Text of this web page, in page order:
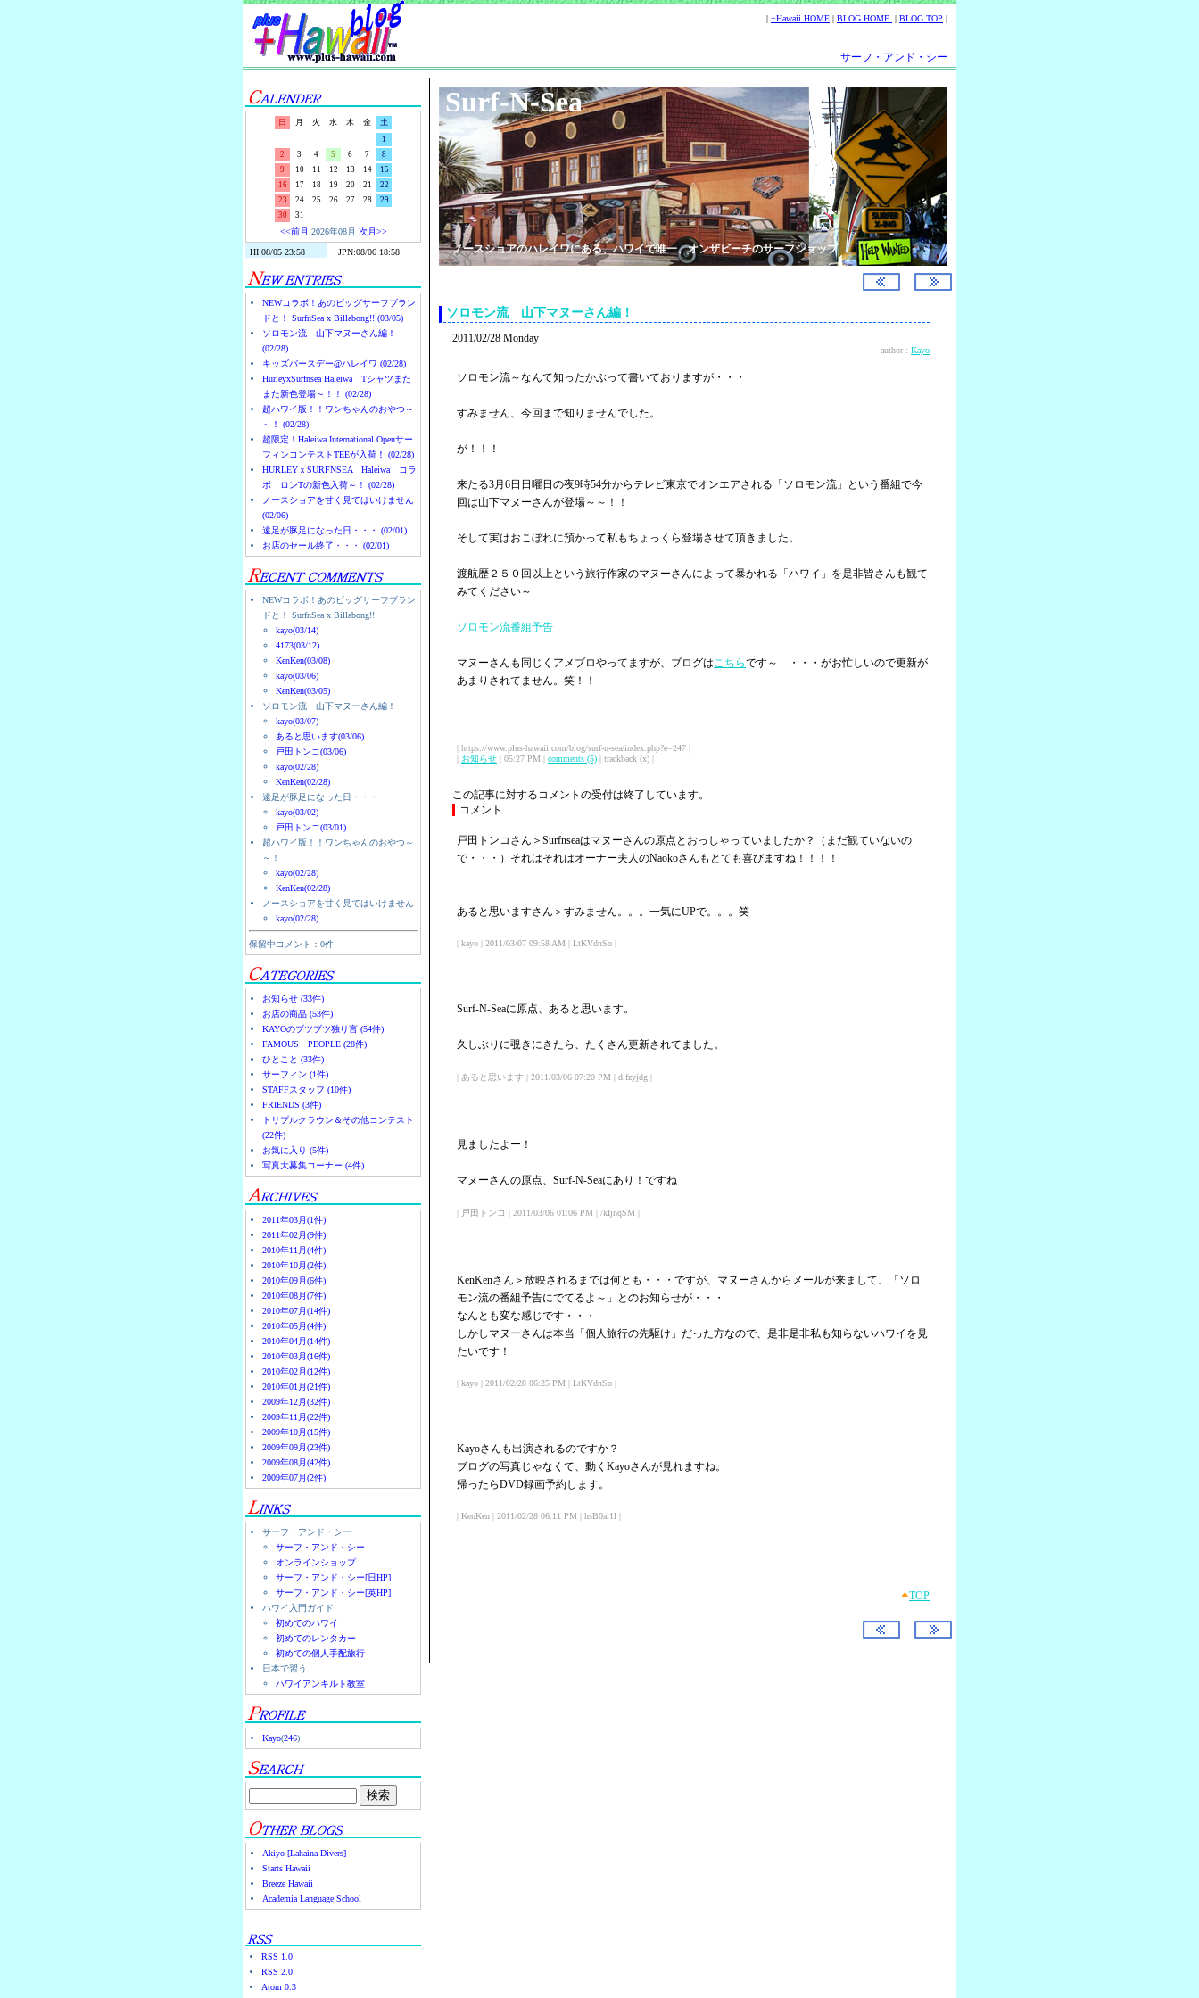
| +Hawaii HOME | BLOG HOME | BLOG TOP |
サーフ・アンド・シー
日 月 火 水 木 金
土
1
2
3 4 5 6 7
8
9
10 11 12 13 14
15
16
17 18 19 20 21
22
23
24 25 26 27 28
29
30
31
<<前月 2026年08月 次月>>
NEWコラボ！あのビッグサーフブラン
ドと！ SurfnSea x Billabong!! (03/05)
ソロモン流 山下マヌーさん編！
(02/28)
キッズバースデー@ハレイワ (02/28)
HurleyxSurfnsea Haleiwa Tシャツまた
また新色登場～！！ (02/28)
超ハワイ版！！ワンちゃんのおやつ～
～！ (02/28)
超限定！Haleiwa International Openサー
フィンコンテストTEEが入荷！ (02/28)
HURLEYｘSURFNSEA Haleiwa コラ
ボ ロンTの新色入荷～！ (02/28)
ノースショアを甘く見てはいけません
(02/06)
遠足が豚足になった日・・・ (02/01)
お店のセール終了・・・ (02/01)
NEWコラボ！あのビッグサーフブラン
ドと！ SurfnSea x Billabong!!
kayo(03/14)
4173(03/12)
KenKen(03/08)
kayo(03/06)
KenKen(03/05)
ソロモン流 山下マヌーさん編！
kayo(03/07)
あると思います(03/06)
戸田トンコ(03/06)
kayo(02/28)
KenKen(02/28)
遠足が豚足になった日・・・
kayo(03/02)
戸田トンコ(03/01)
超ハワイ版！！ワンちゃんのおやつ～
～！
kayo(02/28)
KenKen(02/28)
ノースショアを甘く見てはいけません
kayo(02/28)
保留中コメント：0件
お知らせ (33件)
お店の商品 (53件)
KAYOのブツブツ独り言 (54件)
FAMOUS PEOPLE (28件)
ひとこと (33件)
サーフィン (1件)
STAFFスタッフ (10件)
FRIENDS (3件)
トリプルクラウン＆その他コンテスト
(22件)
お気に入り (5件)
写真大募集コーナー (4件)
2011年03月(1件)
2011年02月(9件)
2010年11月(4件)
2010年10月(2件)
2010年09月(6件)
2010年08月(7件)
2010年07月(14件)
2010年05月(4件)
2010年04月(14件)
2010年03月(16件)
2010年02月(12件)
2010年01月(21件)
2009年12月(32件)
2009年11月(22件)
2009年10月(15件)
2009年09月(23件)
2009年08月(42件)
2009年07月(2件)
サーフ・アンド・シー
サーフ・アンド・シー
オンラインショップ
サーフ・アンド・シー[日HP]
サーフ・アンド・シー[英HP]
ハワイ入門ガイド
初めてのハワイ
初めてのレンタカー
初めての個人手配旅行
日本で習う
ハワイアンキルト教室
Kayo(246)
Akiyo [Lahaina Divers]
Starts Hawaii
Breeze Hawaii
Academia Language School
RSS 1.0
RSS 2.0
Atom 0.3
Surf-N-Sea
ノースショアのハレイワにある、ハワイで唯一、オンザビーチのサーフショップ
ソロモン流 山下マヌーさん編！
2011/02/28 Monday
author : Kayo
ソロモン流～なんて知ったかぶって書いておりますが・・・
すみません、今回まで知りませんでした。
が！！！
来たる3月6日日曜日の夜9時54分からテレビ東京でオンエアされる「ソロモン流」という番組で今
回は山下マヌーさんが登場～～！！
そして実はおこぼれに預かって私もちょっくら登場させて頂きました。
渡航歴２５０回以上という旅行作家のマヌーさんによって暴かれる「ハワイ」を是非皆さんも観て
みてください～
ソロモン流番組予告
マヌーさんも同じくアメブロやってますが、ブログはこちらです～ ・・・がお忙しいので更新が
あまりされてません。笑！！
| https://www.plus-hawaii.com/blog/surf-n-sea/index.php?e=247 |
| お知らせ | 05:27 PM | comments (5) | trackback (x) |
この記事に対するコメントの受付は終了しています。
コメント
戸田トンコさん＞Surfnseaはマヌーさんの原点とおっしゃっていましたか？（まだ観ていないの
で・・・）それはそれはオーナー夫人のNaokoさんもとても喜びますね！！！！
あると思いますさん＞すみません。。。一気にUPで。。。笑
| kayo | 2011/03/07 09:58 AM | LtKVdnSo |
Surf-N-Seaに原点、あると思います。
久しぶりに覗きにきたら、たくさん更新されてました。
| あると思います | 2011/03/06 07:20 PM | d.fzyjdg |
見ましたよー！
マヌーさんの原点、Surf-N-Seaにあり！ですね
| 戸田トンコ | 2011/03/06 01:06 PM | /kIjnqSM |
KenKenさん＞放映されるまでは何とも・・・ですが、マヌーさんからメールが来まして、「ソロ
モン流の番組予告にでてるよ～」とのお知らせが・・・
なんとも変な感じです・・・
しかしマヌーさんは本当「個人旅行の先駆け」だった方なので、是非是非私も知らないハワイを見
たいです！
| kayo | 2011/02/28 06:25 PM | LtKVdnSo |
Kayoさんも出演されるのですか？
ブログの写真じゃなくて、動くKayoさんが見れますね。
帰ったらDVD録画予約します。
| KenKen | 2011/02/28 06:11 PM | hsB0al1I |
TOP